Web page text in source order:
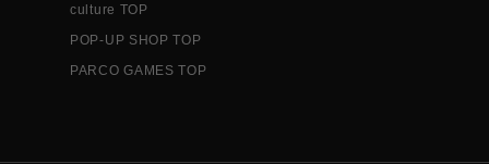
culture TOP
POP-UP SHOP TOP
PARCO GAMES TOP